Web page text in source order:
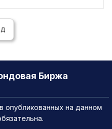
Биржа
опубликованных на данном